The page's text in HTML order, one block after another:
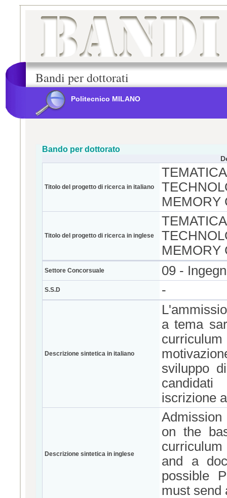
Bandi per dottorati
Politecnico MILANO
Bando per dottorato
Titolo del progetto di ricerca in italiano
MEMORY
Titolo del progetto di ricerca in inglese
MEMORY
Settore Concorsuale 09 -
S.S.D -
Descrizione sintetica in italiano
a tema
sviluppo
iscrizione
Descrizione sintetica in inglese
on the
and a
possible
must send